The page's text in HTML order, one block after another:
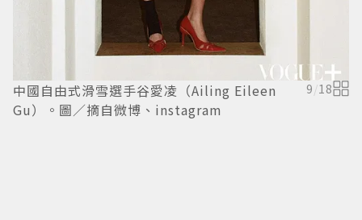
中國自由式滑雪選手谷愛凌（Ailing Eileen
Gu）。圖／摘自微博、instagram
9/18